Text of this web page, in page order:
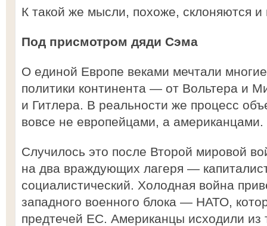
К такой же мысли, похоже, склоняются и
Под присмотром дяди Сэма
О единой Европе веками мечтали
политики континента — от Вольтера и
и Гитлера. В реальности же процесс
вовсе не европейцами, а американцами.
Случилось это после Второй мировой
на два враждующих лагеря —
социалистический. Холодная война
западного военного блока — НАТО,
предтечей ЕС. Американцы исходили из